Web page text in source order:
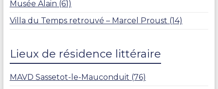
Musée Alain (61)
Villa du Temps retrouvé – Marcel Proust (14)
Lieux de résidence littéraire
MAVD Sassetot-le-Mauconduit (76)